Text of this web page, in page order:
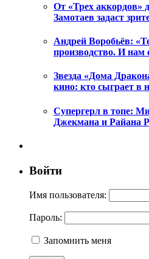
От «Трех аккордов»
Замотаев задаст
Андрей Воробьёв:
производство. И нам
Звезда «Дома
кино: кто сыграет в
Супергерл в топе:
Джекмана и Райана
Войти
Имя пользователя:
Пароль:
Запомнить меня